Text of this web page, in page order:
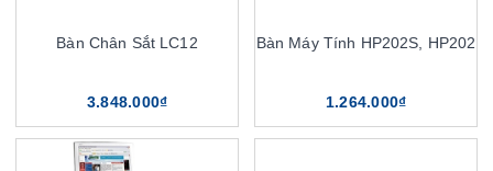
Bàn Chân Sắt LC12
3.848.000₫
Bàn Máy Tính HP202S, HP202
1.264.000₫